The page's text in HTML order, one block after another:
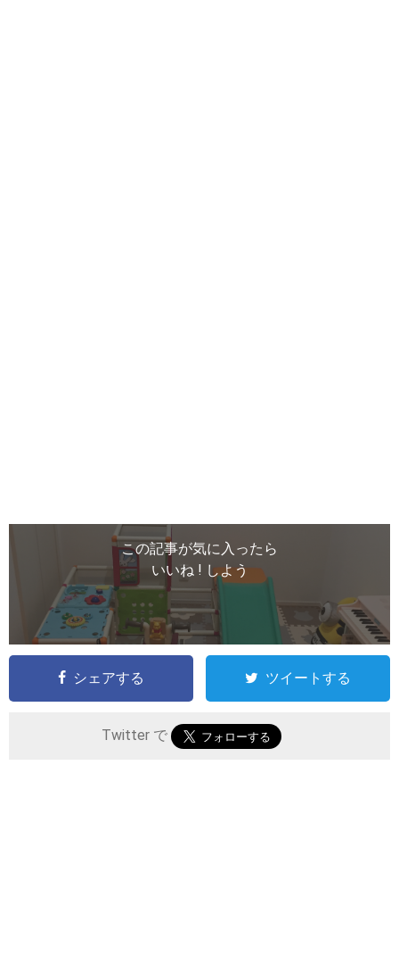
この記事が気に入ったら
いいね ! しよう
シェアする ツイートする
Twitter で